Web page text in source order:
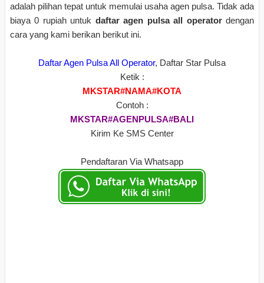
adalah pilihan tepat untuk memulai usaha agen pulsa. Tidak ada
biaya 0 rupiah untuk daftar agen pulsa all operatordengan
cara yang kami berikan berikut ini.
Daftar Agen Pulsa All Operator, Daftar Star Pulsa
Ketik :
MKSTAR#NAMA#KOTA
Contoh :
MKSTAR#AGENPULSA#BALI
Kirim Ke SMS Center
Pendaftaran Via Whatsapp